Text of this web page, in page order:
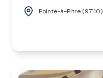
Pointe-à-Pitre (97110)